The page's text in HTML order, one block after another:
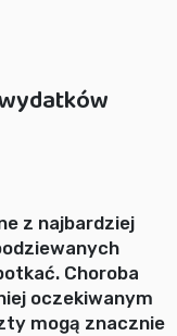
z najbardziej
Choroba
oczekiwanym
mogą znacznie